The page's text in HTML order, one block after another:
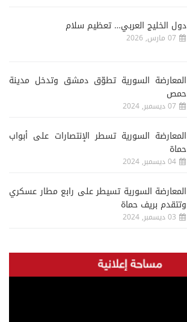
دول الخليج العربي… تعظيم سلام
07 مارس, 2026
المعارضة السورية تطوّق دمشق وتدخل مدينة
حمص
07 ديسمبر, 2024
المعارضة السورية تسطر الإنتصارات على أبواب
حماة
04 ديسمبر, 2024
المعارضة السورية تسيطر على رابع مطار عسكري
وتتقدم بريف حماة
03 ديسمبر, 2024